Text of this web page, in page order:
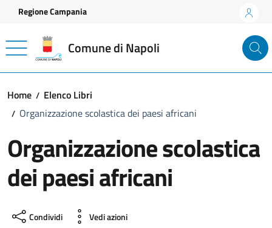
Vai ai contenuti
Vai al footer
Regione Campania
Comune di Napoli
Home
Elenco Libri
Organizzazione scolastica dei paesi africani
Organizzazione scolastica
dei paesi africani
Condividi Vedi azioni